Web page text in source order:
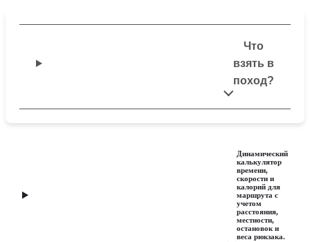
Что
взять в
поход?
Динамический
калькулятор
времени,
скорости и
калорий для
маршрута с
учетом
расстояния,
местности,
остановок и
веса рюкзака.